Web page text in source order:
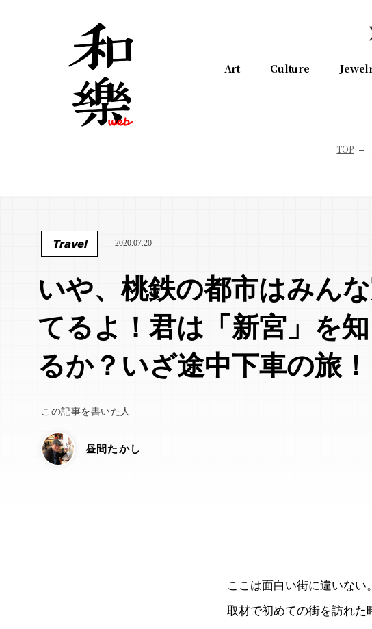
Art Culture
TOP
Travel 2020.07.20
いや、桃鉄の都市はみん
てるよ！君は「新宮」を
るか？いざ途中下車の旅！
この記事を書いた人
昼間たかし
ここは面白い街に違いない。
取材で初めての街を訪れた